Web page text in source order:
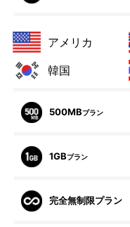
アメリカ
韓国
500MBプラン
1GBプラン
完全無制限プラン